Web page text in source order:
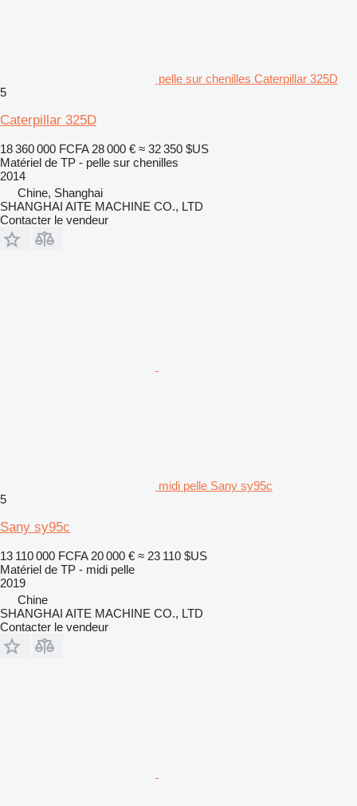
pelle sur chenilles Caterpillar 325D
5
Caterpillar 325D
18 360 000 FCFA 28 000 € ≈ 32 350 $US
Matériel de TP - pelle sur chenilles
2014
Chine, Shanghai
SHANGHAI AITE MACHINE CO., LTD
Contacter le vendeur
midi pelle Sany sy95c
5
Sany sy95c
13 110 000 FCFA 20 000 € ≈ 23 110 $US
Matériel de TP - midi pelle
2019
Chine
SHANGHAI AITE MACHINE CO., LTD
Contacter le vendeur